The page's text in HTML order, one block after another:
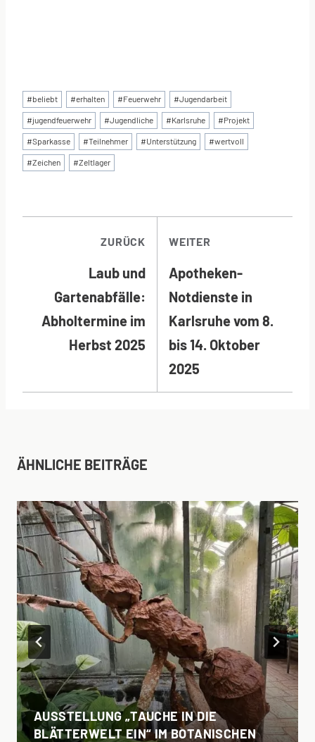
Schlagworte:
#beliebt #erhalten #Feuerwehr #Jugendarbeit
#jugendfeuerwehr #Jugendliche #Karlsruhe #Projekt
#Sparkasse #Teilnehmer #Unterstützung #wertvoll
#Zeichen #Zeltlager
ZURÜCK
Laub und
Gartenabfälle:
Abholtermine im
Herbst 2025
WEITER
Apotheken-
Notdienste in
Karlsruhe vom 8.
bis 14. Oktober
2025
ÄHNLICHE BEITRÄGE
AUSSTELLUNG „TAUCHE IN DIE
BLÄTTERWELT EIN“ IM BOTANISCHEN